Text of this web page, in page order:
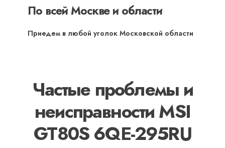
По всей Москве и области
Приедем в любой уголок Московской области
Частые проблемы и
неисправности MSI
GT80S 6QE-295RU